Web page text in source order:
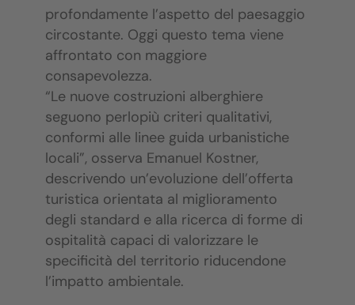
profondamente l’aspetto del paesaggio
circostante. Oggi questo tema viene
affrontato con maggiore
consapevolezza.
“Le nuove costruzioni alberghiere
seguono perlopiù criteri qualitativi,
conformi alle linee guida urbanistiche
locali”, osserva Emanuel Kostner,
descrivendo un’evoluzione dell’offerta
turistica orientata al miglioramento
degli standard e alla ricerca di forme di
ospitalità capaci di valorizzare le
specificità del territorio riducendone
l’impatto ambientale.